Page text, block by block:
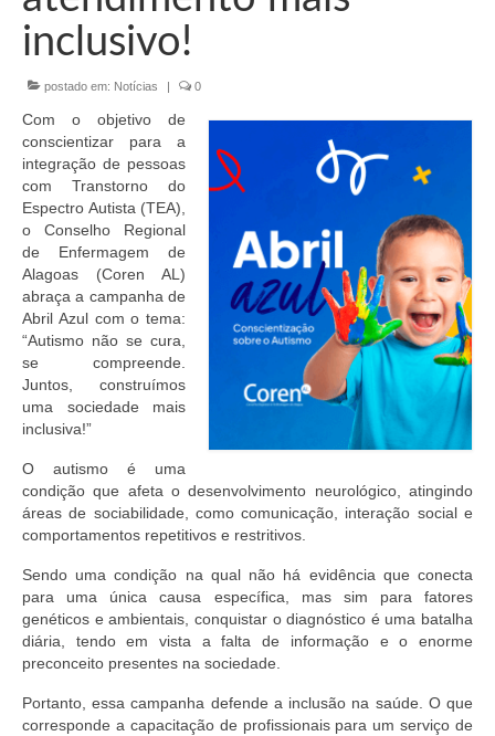
Conselheiros e Diretoria
Câmaras Técnicas
Carta de Serviços ao Cidadão
Governança
Transparência e Prestação de Contas
Eleições
Eleições Triênio 2027-2029
Eleições 2023
Eleições Anteriores
Agenda do presidente
Editais e licitação
Eleições
Fiscalização
Responsabilidade Técnica
Decisões
inclusivo!
postado em: Notícias | 0
Com o objetivo de
conscientizar para a
integração de pessoas
com Transtorno do
Espectro Autista (TEA),
o Conselho Regional
de Enfermagem de
Alagoas (Coren AL)
abraça a campanha de
Abril Azul com o tema:
“Autismo não se cura,
se compreende.
Juntos, construímos
uma sociedade mais
inclusiva!”
O autismo é uma
condição que afeta o desenvolvimento neurológico, atingindo
áreas de sociabilidade, como comunicação, interação social e
comportamentos repetitivos e restritivos.
Sendo uma condição na qual não há evidência que conecta
para uma única causa específica, mas sim para fatores
genéticos e ambientais, conquistar o diagnóstico é uma batalha
diária, tendo em vista a falta de informação e o enorme
preconceito presentes na sociedade.
Portanto, essa campanha defende a inclusão na saúde. O que
corresponde a capacitação de profissionais para um serviço de